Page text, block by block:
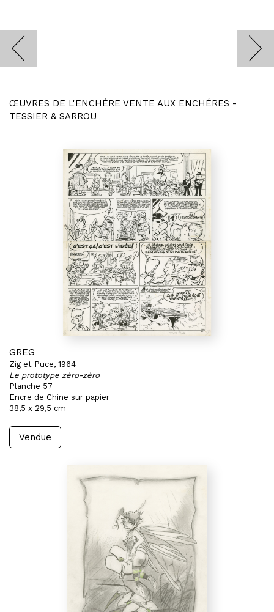
ŒUVRES DE L'ENCHÈRE VENTE AUX ENCHÉRES -
TESSIER & SARROU
GREG
Zig et Puce, 1964
Le prototype zéro-zéro
Planche 57
Encre de Chine sur papier
38,5 x 29,5 cm
Vendue